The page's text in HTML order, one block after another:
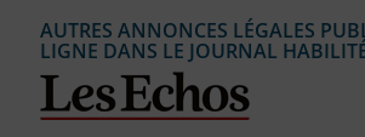
AUTRES ANNONCES LÉGALES
LIGNE DANS LE JOURNAL